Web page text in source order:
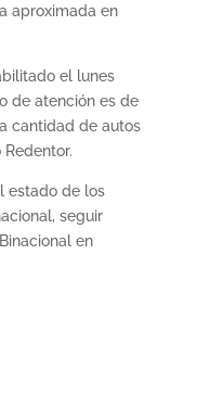
aproximada en
el lunes
de atención es de
cantidad de autos
estado de los
seguir
en